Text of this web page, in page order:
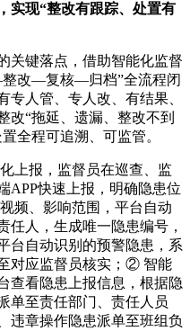
实现“整改有跟踪、处置有
关键落点，借助智能化监督
改—复核—归档”全流程闭
专人管、专人改、有结果、
改“拖延、遗漏、整改不到
全程可追溯、可监管。
上报，监督员在巡查、监
APP快速上报，明确隐患位
频、影响范围，平台自动
任人，生成唯一隐患编号，
台自动识别的预警隐患，系
对应监督员核实；② 智能
查看隐患上报信息，根据隐
单至责任部门、责任人员
违章操作隐患派单至班组负